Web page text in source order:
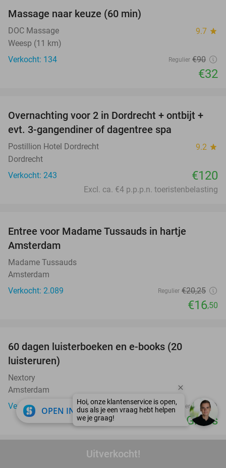
Uitverkocht!
Massage naar keuze (60 min)
DOC Massage 9.7 star
Weesp (11 km)
Verkocht: 134
Regulier €90
€32
Overnachting voor 2 in Dordrecht + ontbijt +
evt. 3-gangendiner of dagentree spa
Postillion Hotel Dordrecht 9.2 star
Dordrecht
Verkocht: 243
€120
Excl. ca. €4 p.p.p.n. toeristenbelasting
Entree voor Madame Tussauds in hartje
Amsterdam
Madame Tussauds
Amsterdam
Verkocht: 2.089
Regulier €20,25
€16,50
60 dagen luisterboeken en e-books (20
luisteruren)
Nextory
Amsterdam
Verkocht: 6.715
Regulier €24
Gratis
OPEN IN APP close